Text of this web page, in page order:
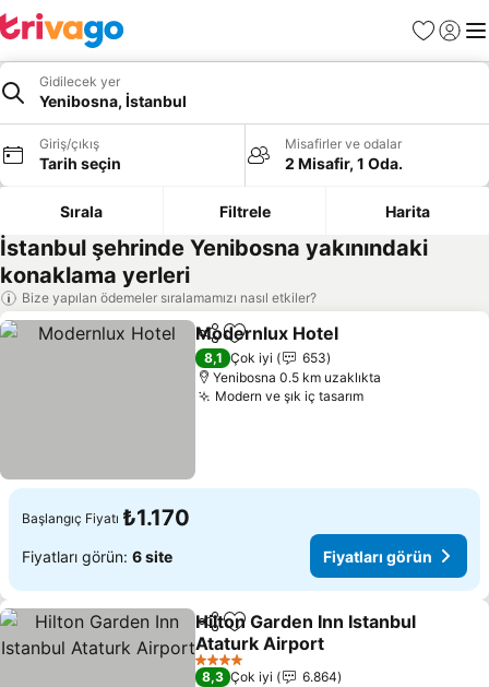
Favoriler
Giriş
Gidilecek yer
Yenibosna, İstanbul
Giriş/çıkış
Tarih seçin
Misafirler ve odalar
2 Misafir, 1 Oda.
Sırala Filtrele Harita
İstanbul şehrinde Yenibosna yakınındaki
konaklama yerleri
Bize yapılan ödemeler sıralamamızı nasıl etkiler?
PaylaşFavorilerime ekle
Modernlux Hotel
8,1 Çok iyi
653
Yenibosna 0.5 km uzaklıkta
Modern ve şık iç tasarımFiyatları görün
Başlangıç Fiyatı ₺1.170
Fiyatları görün: 6 site Fiyatları görün
PaylaşFavorilerime ekle
Hilton Garden Inn Istanbul
Ataturk Airport
Fiyatları görün
4 Yıldız
8,3 Çok iyi
6.864